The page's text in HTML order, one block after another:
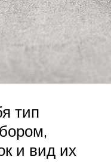
тип
и вид их